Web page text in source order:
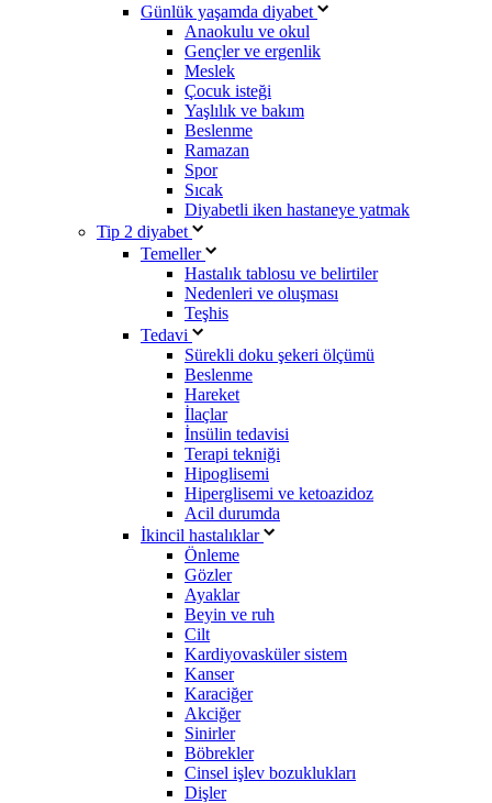
Günlük yaşamda diyabet
Anaokulu ve okul
Gençler ve ergenlik
Meslek
Çocuk isteği
Yaşlılık ve bakım
Beslenme
Ramazan
Spor
Sıcak
Diyabetli iken hastaneye yatmak
Tip 2 diyabet
Temeller
Hastalık tablosu ve belirtiler
Nedenleri ve oluşması
Teşhis
Tedavi
Sürekli doku şekeri ölçümü
Beslenme
Hareket
İlaçlar
İnsülin tedavisi
Terapi tekniği
Hipoglisemi
Hiperglisemi ve ketoazidoz
Acil durumda
İkincil hastalıklar
Önleme
Gözler
Ayaklar
Beyin ve ruh
Cilt
Kardiyovasküler sistem
Kanser
Karaciğer
Akciğer
Sinirler
Böbrekler
Cinsel işlev bozuklukları
Dişler